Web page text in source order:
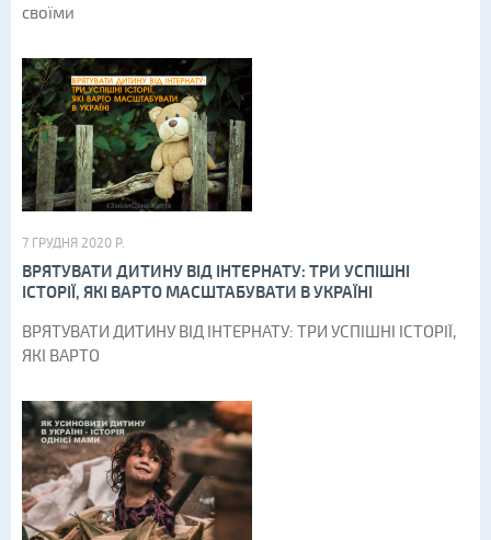
своїми
7 ГРУДНЯ 2020 Р.
ВРЯТУВАТИ ДИТИНУ ВІД ІНТЕРНАТУ: ТРИ УСПІШНІ
ІСТОРІЇ, ЯКІ ВАРТО МАСШТАБУВАТИ В УКРАЇНІ
ВРЯТУВАТИ ДИТИНУ ВІД ІНТЕРНАТУ: ТРИ УСПІШНІ ІСТОРІЇ,
ЯКІ ВАРТО